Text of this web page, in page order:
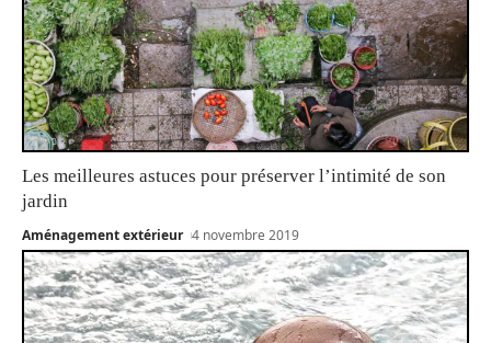
Les meilleures astuces pour préserver l’intimité de son
jardin
Aménagement extérieur 4 novembre 2019